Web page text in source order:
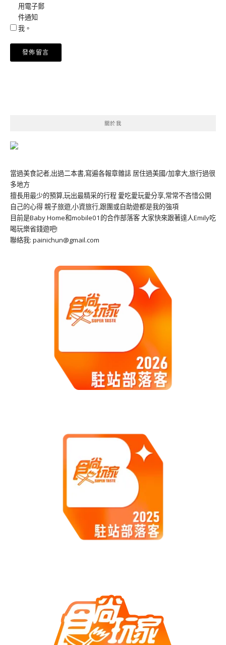
用電子郵
件通知
我。
關於我
當過美食記者,出過二本書,寫遍各報章雜誌 居住過美國/加拿大,旅行過很
多地方
擅長用最少的預算,玩出最精采的行程 愛吃愛玩愛分享,常常不吝惜公開
自己的心得 親子旅遊,小資旅行,跟團或自助遊都是我的強項
目前是Baby Home和mobile01的合作部落客 大家快來跟著達人Emily吃
喝玩樂省錢遊吧!
聯絡我: painichun@gmail.com